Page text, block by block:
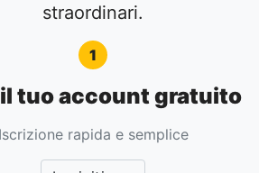
straordinari.
1
il tuo account gratuito
Iscrizione rapida e semplice